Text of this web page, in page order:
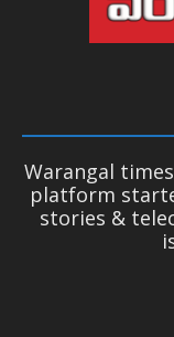
Warangal
platform
stories &